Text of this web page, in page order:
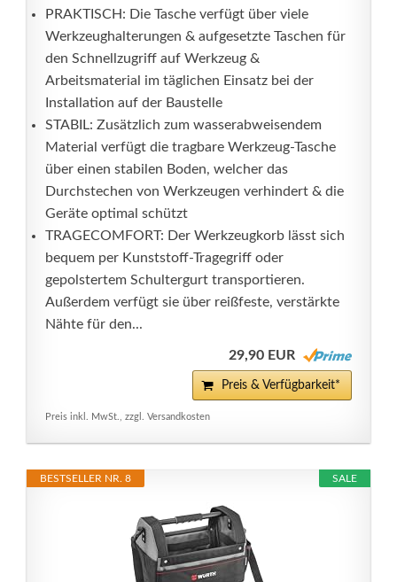
PRAKTISCH: Die Tasche verfügt über viele
Werkzeughalterungen & aufgesetzte Taschen für
den Schnellzugriff auf Werkzeug &
Arbeitsmaterial im täglichen Einsatz bei der
Installation auf der Baustelle
STABIL: Zusätzlich zum wasserabweisendem
Material verfügt die tragbare Werkzeug-Tasche
über einen stabilen Boden, welcher das
Durchstechen von Werkzeugen verhindert & die
Geräte optimal schützt
TRAGECOMFORT: Der Werkzeugkorb lässt sich
bequem per Kunststoff-Tragegriff oder
gepolstertem Schultergurt transportieren.
Außerdem verfügt sie über reißfeste, verstärkte
Nähte für den...
29,90 EUR
Preis & Verfügbarkeit*
Preis inkl. MwSt., zzgl. Versandkosten
SALE
BESTSELLER NR. 8